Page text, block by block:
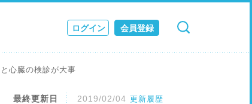
ログイン 会員登録
検索 キャンセル
心臓の検診が大事
最終更新日 2019/02/04 更新履歴